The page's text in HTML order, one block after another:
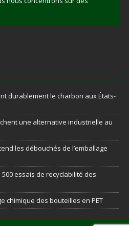
durablement le charbon aux États-
une alternative industrielle au
les débouchés de l’emballage
essais de recyclabilité des
chimique des bouteilles en PET